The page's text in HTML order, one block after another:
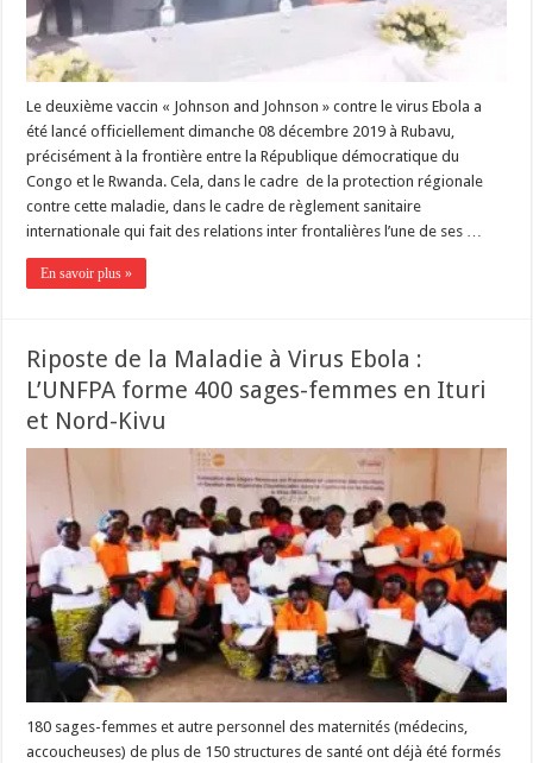
Le deuxième vaccin « Johnson and Johnson » contre le virus Ebola a
été lancé officiellement dimanche 08 décembre 2019 à Rubavu,
précisément à la frontière entre la République démocratique du
Congo et le Rwanda. Cela, dans le cadre de la protection régionale
contre cette maladie, dans le cadre de règlement sanitaire
internationale qui fait des relations inter frontalières l’une de ses …
En savoir plus »
Riposte de la Maladie à Virus Ebola :
L’UNFPA forme 400 sages-femmes en Ituri
et Nord-Kivu
180 sages-femmes et autre personnel des maternités (médecins,
accoucheuses) de plus de 150 structures de santé ont déjà été formés